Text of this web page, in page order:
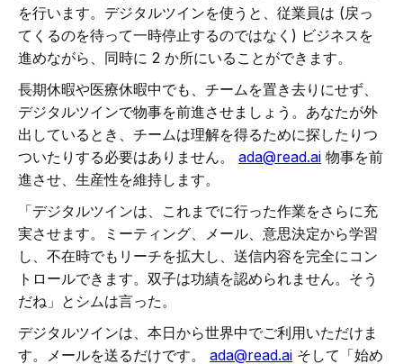
を行います。デジタルツインを使うと、従業員は (戻っ
てくるのを待って一時停止するのではなく) ビジネスを
進めながら、同時に 2 か所にいることができます。
長期休暇や医療休暇中でも、チームを置き去りにせず、
デジタルツインで物事を前進させましょう。あなたが外
出しているとき、チームは理解を得るために探したりつ
ついたりする必要はありません。 ada@read.ai 物事を前
進させ、生産性を維持します。
「デジタルツインは、これまでに行った作業をさらに充
実させます。ミーティング、メール、意思決定から学習
し、不在時でもリーチを拡大し、送信内容を完全にコン
トロールできます。双子は功績を認められません。そう
だね」とシムは言った。
デジタルツインは、本日から世界中でご利用いただけま
す。メールを送るだけです。 ada@read.ai そして「始め